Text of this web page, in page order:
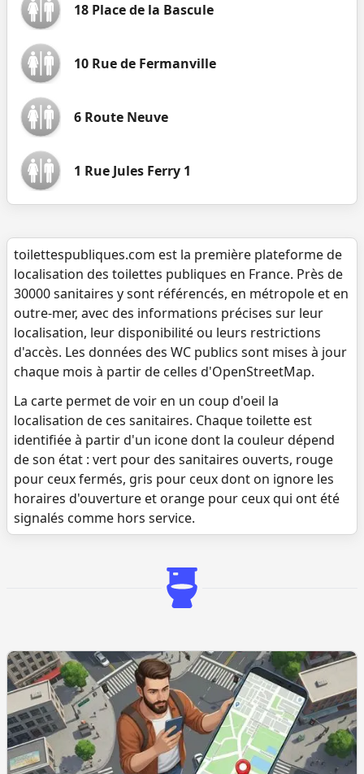
18 Place de la Bascule
10 Rue de Fermanville
6 Route Neuve
1 Rue Jules Ferry 1
toilettespubliques.com est la première plateforme de
localisation des toilettes publiques en France. Près de
30000 sanitaires y sont référencés, en métropole et en
outre-mer, avec des informations précises sur leur
localisation, leur disponibilité ou leurs restrictions
d'accès. Les données des WC publics sont mises à jour
chaque mois à partir de celles d'OpenStreetMap.
La carte permet de voir en un coup d'oeil la
localisation de ces sanitaires. Chaque toilette est
identifiée à partir d'un icone dont la couleur dépend
de son état : vert pour des sanitaires ouverts, rouge
pour ceux fermés, gris pour ceux dont on ignore les
horaires d'ouverture et orange pour ceux qui ont été
signalés comme hors service.